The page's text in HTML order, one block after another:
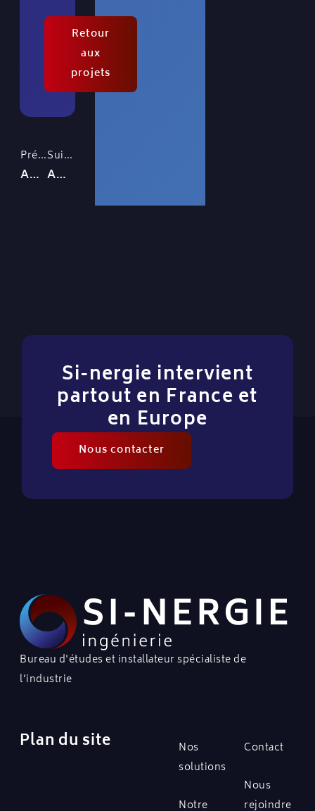
Retour
aux
projets
Précédent
Agro-alimentaire
Suivant
Agro-alimentaire
Si-nergie intervient
partout en France et
en Europe
Nous contacter
Bureau d'études et installateur spécialiste de
l’industrie
Plan du site
Nos
solutions
Notre
Contact
Nous
rejoindre